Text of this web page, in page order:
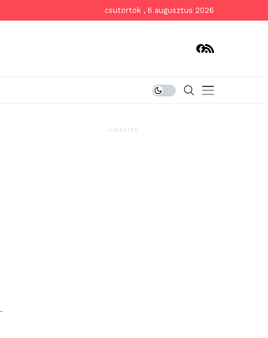
csütörtök , 6 augusztus 2026
HIRDETÉS